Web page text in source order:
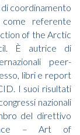
coordinamento
referente
of the Arctic
È autrice di
peer-
libri e report
I suoi risultati
nazionali
del direttivo
– Art of